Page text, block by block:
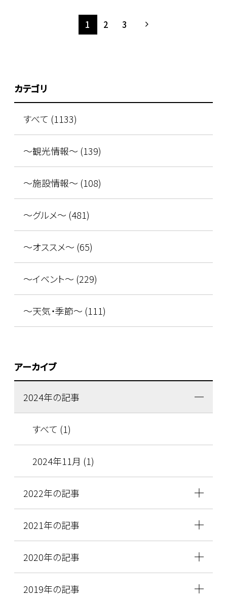
1 2 3
カテゴリ
すべて (1133)
～観光情報～ (139)
～施設情報～ (108)
～グルメ～ (481)
～オススメ～ (65)
～イベント～ (229)
～天気・季節～ (111)
アーカイブ
2024年の記事
すべて (1)
2024年11月 (1)
2022年の記事
2021年の記事
2020年の記事
2019年の記事